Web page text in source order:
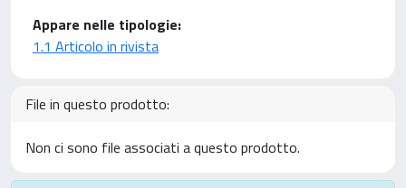
Appare nelle tipologie:
1.1 Articolo in rivista
File in questo prodotto:
Non ci sono file associati a questo prodotto.